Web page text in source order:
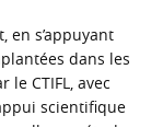
en s’appuyant
dans les
CTIFL, avec
scientifique